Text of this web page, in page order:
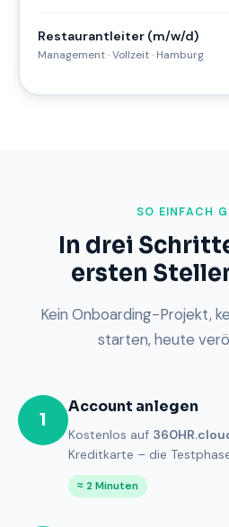
Restaurantleiter (m/w/d)
Management · Vollzeit · Hamburg
SO EINFACH
In drei
ersten
Kein Onboarding-Projekt,
starten, heute
1
Account anlegen
Kostenlos auf
Kreditkarte – die
≈ 2 Minuten